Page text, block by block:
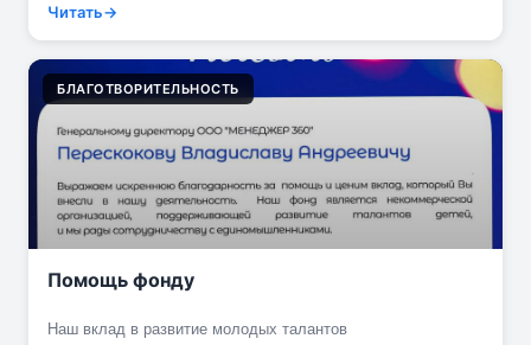
Читать
БЛАГОТВОРИТЕЛЬНОСТЬ
Помощь фонду
Наш вклад в развитие молодых талантов